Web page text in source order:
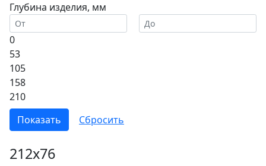
Глубина изделия, мм
0
53
105
158
210
212х76